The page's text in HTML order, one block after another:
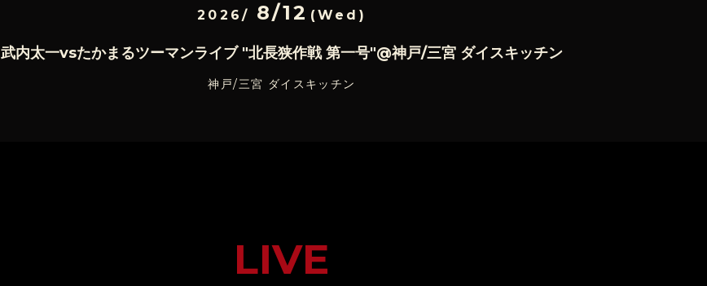
2026/ 8/12 (Wed)
武内太一vsたかまるツーマンライブ "北長狭作戦 第一号"@神戸/三宮 ダイスキッチン
神戸/三宮 ダイスキッチン
LIVE